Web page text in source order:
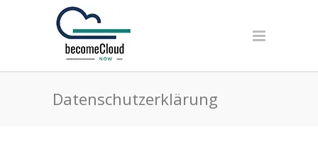
Datenschutzerklärung